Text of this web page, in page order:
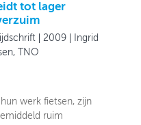
tot lager
2009
Ingrid
TNO
werk fietsen, zijn
ruim